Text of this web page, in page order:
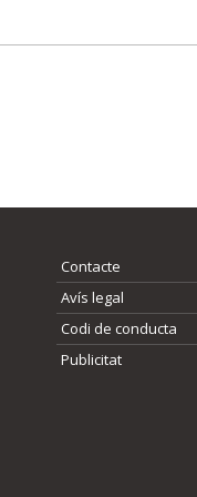
Contacte
Avís legal
Codi de conducta
Publicitat